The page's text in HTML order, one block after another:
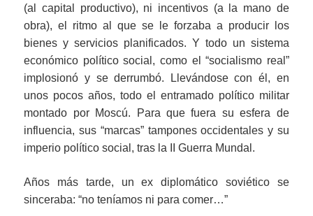
(al capital productivo), ni incentivos (a la mano de
obra), el ritmo al que se le forzaba a producir los
bienes y servicios planificados. Y todo un sistema
económico político social, como el “socialismo real”
implosionó y se derrumbó. Llevándose con él, en
unos pocos años, todo el entramado político militar
montado por Moscú. Para que fuera su esfera de
influencia, sus “marcas” tampones occidentales y su
imperio político social, tras la II Guerra Mundal.
Años más tarde, un ex diplomático soviético se
sinceraba: “no teníamos ni para comer…”